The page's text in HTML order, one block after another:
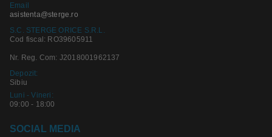
Email
asistenta@sterge.ro
S.C. STERGE ORICE S.R.L.
Cod fiscal: RO39605911
Nr. Reg. Com: J2018001962137
Depozit:
Sibiu
Luni - Vineri:
09:00 - 18:00
SOCIAL MEDIA